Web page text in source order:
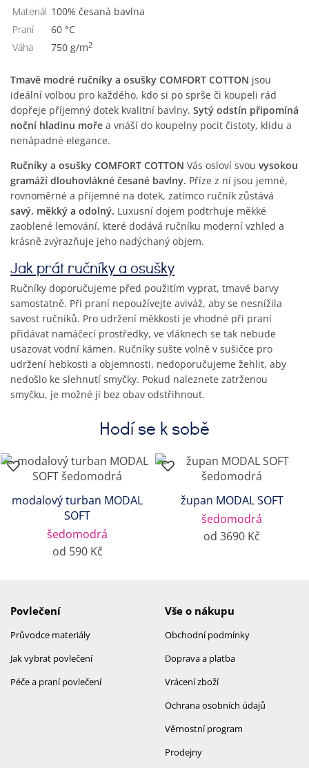
Materiál
100% česaná bavlna
Praní
60 °C
Váha
750 g/m2
Tmavě modré ručníky a osušky COMFORT COTTON jsou
ideální volbou pro každého, kdo si po sprše či koupeli rád
dopřeje příjemný dotek kvalitní bavlny. Sytý odstín připomíná
noční hladinu moře a vnáší do koupelny pocit čistoty, klidu a
nenápadné elegance.
Ručníky a osušky COMFORT COTTON Vás osloví svou vysokou
gramáží dlouhovlákné česané bavlny. Příze z ní jsou jemné,
rovnoměrné a příjemné na dotek, zatímco ručník zůstává
savý, měkký a odolný. Luxusní dojem podtrhuje měkké
zaoblené lemování, které dodává ručníku moderní vzhled a
krásně zvýrazňuje jeho nadýchaný objem.
Jak prát ručníky a osušky
Ručníky doporučujeme před použitím vyprat, tmavé barvy
samostatně. Při praní nepoužívejte aviváž, aby se nesnížila
savost ručníků. Pro udržení měkkosti je vhodné při praní
přidávat namáčecí prostředky, ve vláknech se tak nebude
usazovat vodní kámen. Ručníky sušte volně v sušičce pro
udržení hebkosti a objemnosti, nedoporučujeme žehlit, aby
nedošlo ke slehnutí smyčky. Pokud naleznete zatrženou
smyčku, je možné ji bez obav odstřihnout.
Hodí se k sobě
modalový turban MODAL
SOFT
šedomodrá
od 590 Kč
župan MODAL SOFT
šedomodrá
od 3690 Kč
Povlečení
Průvodce materiály
Jak vybrat povlečení
Péče a praní povlečení
Vše o nákupu
Obchodní podmínky
Doprava a platba
Vrácení zboží
Ochrana osobních údajů
Věrnostní program
Prodejny